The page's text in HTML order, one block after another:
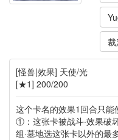
裁
[怪兽|效果] 天使/光
[★1] 200/200
这个卡名的效果1回合只能
①：这张卡被战斗·效果破
组·墓地选这张卡以外的最